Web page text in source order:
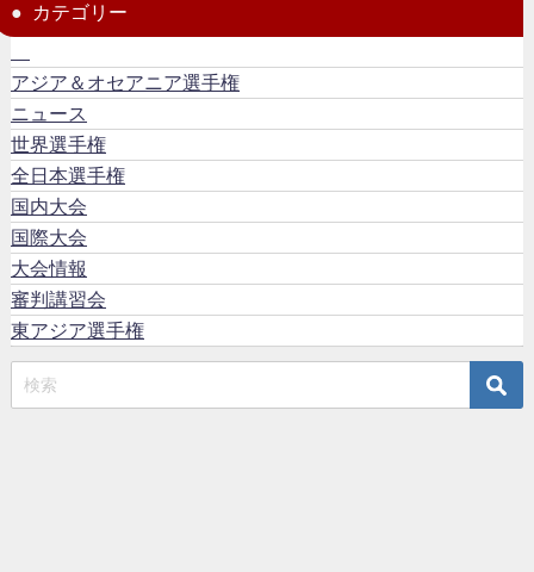
カテゴリー
アジア＆オセアニア選手権
ニュース
世界選手権
全日本選手権
国内大会
国際大会
大会情報
審判講習会
東アジア選手権